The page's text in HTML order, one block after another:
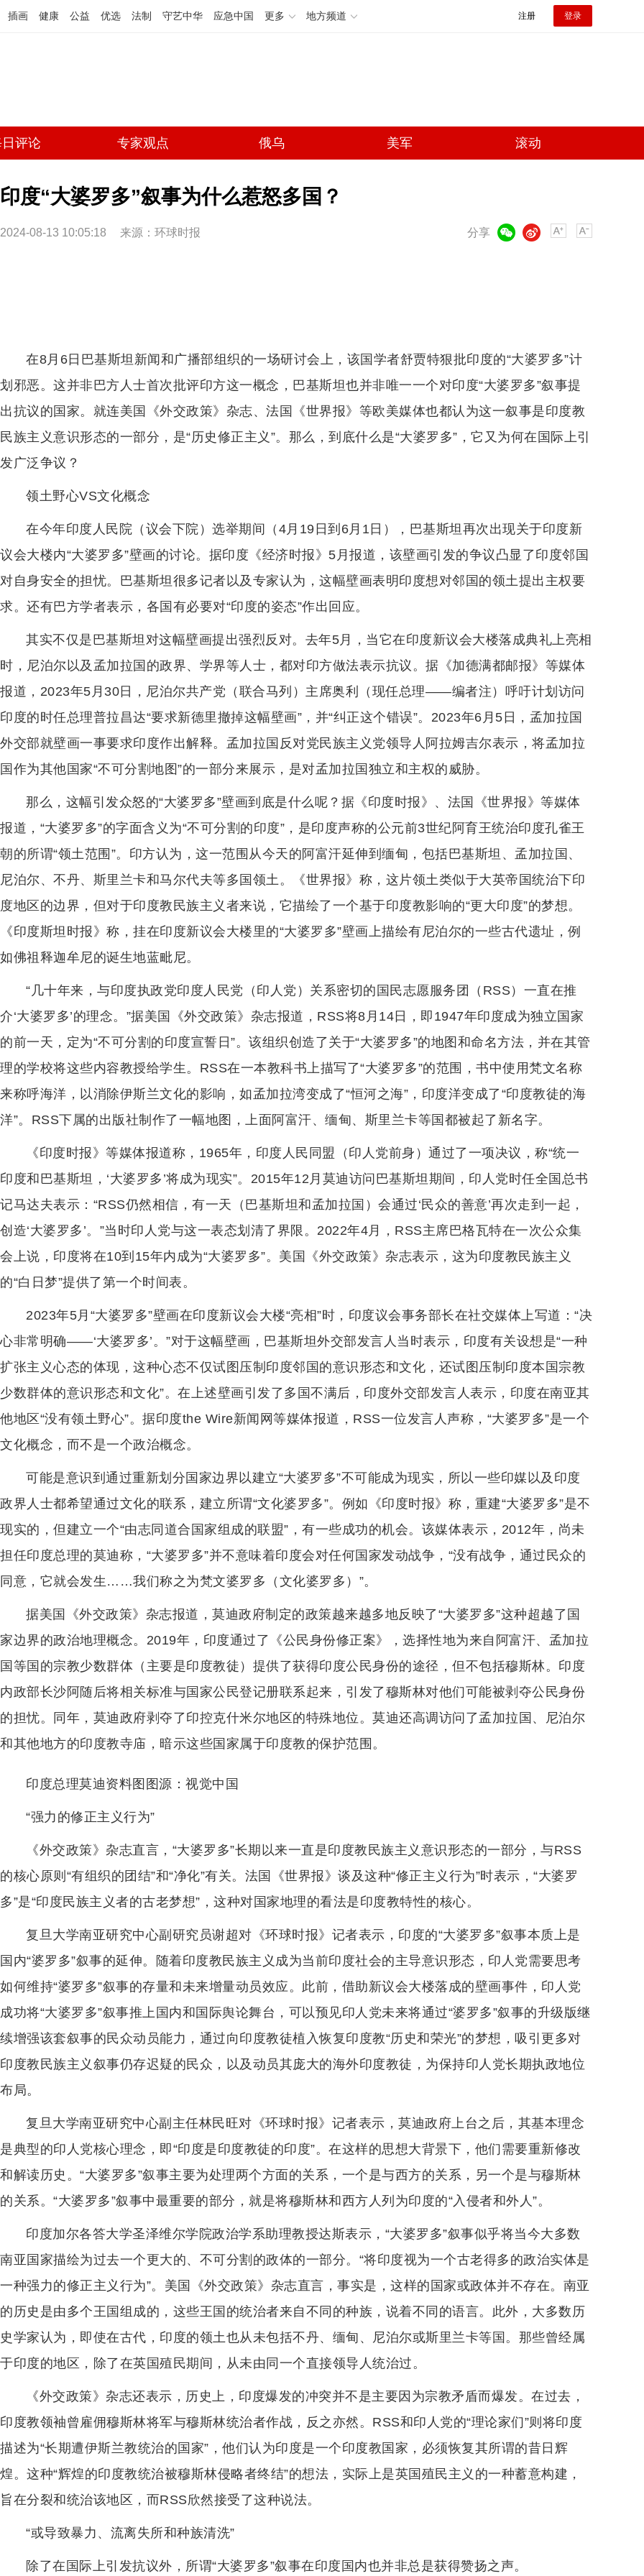
插画 健康 公益 优选 法制 守艺中华 应急中国 更多 地方频道 注册 登录
评论 专家观点 俄乌 美军 滚动
印度“大婆罗多”叙事为什么惹怒多国？
2024-08-13 10:05:18 来源：环球时报 分享
微博
在8月6日巴基斯坦新闻和广播部组织的一场研讨会上，该国学者舒贾特狠批印度的“大婆罗多”计
划邪恶。这并非巴方人士首次批评印方这一概念，巴基斯坦也并非唯一一个对印度“大婆罗多”叙事提
出抗议的国家。就连美国《外交政策》杂志、法国《世界报》等欧美媒体也都认为这一叙事是印度教
民族主义意识形态的一部分，是“历史修正主义”。那么，到底什么是“大婆罗多”，它又为何在国际上引
发广泛争议？
领土野心VS文化概念
在今年印度人民院（议会下院）选举期间（4月19日到6月1日），巴基斯坦再次出现关于印度新
议会大楼内“大婆罗多”壁画的讨论。据印度《经济时报》5月报道，该壁画引发的争议凸显了印度邻国
对自身安全的担忧。巴基斯坦很多记者以及专家认为，这幅壁画表明印度想对邻国的领土提出主权要
求。还有巴方学者表示，各国有必要对“印度的姿态”作出回应。
其实不仅是巴基斯坦对这幅壁画提出强烈反对。去年5月，当它在印度新议会大楼落成典礼上亮相
时，尼泊尔以及孟加拉国的政界、学界等人士，都对印方做法表示抗议。据《加德满都邮报》等媒体
报道，2023年5月30日，尼泊尔共产党（联合马列）主席奥利（现任总理——编者注）呼吁计划访问
印度的时任总理普拉昌达“要求新德里撤掉这幅壁画”，并“纠正这个错误”。2023年6月5日，孟加拉国
外交部就壁画一事要求印度作出解释。孟加拉国反对党民族主义党领导人阿拉姆吉尔表示，将孟加拉
国作为其他国家“不可分割地图”的一部分来展示，是对孟加拉国独立和主权的威胁。
那么，这幅引发众怒的“大婆罗多”壁画到底是什么呢？据《印度时报》、法国《世界报》等媒体
报道，“大婆罗多”的字面含义为“不可分割的印度”，是印度声称的公元前3世纪阿育王统治印度孔雀王
朝的所谓“领土范围”。印方认为，这一范围从今天的阿富汗延伸到缅甸，包括巴基斯坦、孟加拉国、
尼泊尔、不丹、斯里兰卡和马尔代夫等多国领土。《世界报》称，这片领土类似于大英帝国统治下印
度地区的边界，但对于印度教民族主义者来说，它描绘了一个基于印度教影响的“更大印度”的梦想。
《印度斯坦时报》称，挂在印度新议会大楼里的“大婆罗多”壁画上描绘有尼泊尔的一些古代遗址，例
如佛祖释迦牟尼的诞生地蓝毗尼。
“几十年来，与印度执政党印度人民党（印人党）关系密切的国民志愿服务团（RSS）一直在推
介‘大婆罗多’的理念。”据美国《外交政策》杂志报道，RSS将8月14日，即1947年印度成为独立国家
的前一天，定为“不可分割的印度宣誓日”。该组织创造了关于“大婆罗多”的地图和命名方法，并在其管
理的学校将这些内容教授给学生。RSS在一本教科书上描写了“大婆罗多”的范围，书中使用梵文名称
来称呼海洋，以消除伊斯兰文化的影响，如孟加拉湾变成了“恒河之海”，印度洋变成了“印度教徒的海
洋”。RSS下属的出版社制作了一幅地图，上面阿富汗、缅甸、斯里兰卡等国都被起了新名字。
《印度时报》等媒体报道称，1965年，印度人民同盟（印人党前身）通过了一项决议，称“统一
印度和巴基斯坦，‘大婆罗多’将成为现实”。2015年12月莫迪访问巴基斯坦期间，印人党时任全国总书
记马达夫表示：“RSS仍然相信，有一天（巴基斯坦和孟加拉国）会通过‘民众的善意’再次走到一起，
创造‘大婆罗多’。”当时印人党与这一表态划清了界限。2022年4月，RSS主席巴格瓦特在一次公众集
会上说，印度将在10到15年内成为“大婆罗多”。美国《外交政策》杂志表示，这为印度教民族主义
的“白日梦”提供了第一个时间表。
2023年5月“大婆罗多”壁画在印度新议会大楼“亮相”时，印度议会事务部长在社交媒体上写道：“决
心非常明确——‘大婆罗多’。”对于这幅壁画，巴基斯坦外交部发言人当时表示，印度有关设想是“一种
扩张主义心态的体现，这种心态不仅试图压制印度邻国的意识形态和文化，还试图压制印度本国宗教
少数群体的意识形态和文化”。在上述壁画引发了多国不满后，印度外交部发言人表示，印度在南亚其
他地区“没有领土野心”。据印度the Wire新闻网等媒体报道，RSS一位发言人声称，“大婆罗多”是一个
文化概念，而不是一个政治概念。
可能是意识到通过重新划分国家边界以建立“大婆罗多”不可能成为现实，所以一些印媒以及印度
政界人士都希望通过文化的联系，建立所谓“文化婆罗多”。例如《印度时报》称，重建“大婆罗多”是不
现实的，但建立一个“由志同道合国家组成的联盟”，有一些成功的机会。该媒体表示，2012年，尚未
担任印度总理的莫迪称，“大婆罗多”并不意味着印度会对任何国家发动战争，“没有战争，通过民众的
同意，它就会发生……我们称之为梵文婆罗多（文化婆罗多）”。
据美国《外交政策》杂志报道，莫迪政府制定的政策越来越多地反映了“大婆罗多”这种超越了国
家边界的政治地理概念。2019年，印度通过了《公民身份修正案》，选择性地为来自阿富汗、孟加拉
国等国的宗教少数群体（主要是印度教徒）提供了获得印度公民身份的途径，但不包括穆斯林。印度
内政部长沙阿随后将相关标准与国家公民登记册联系起来，引发了穆斯林对他们可能被剥夺公民身份
的担忧。同年，莫迪政府剥夺了印控克什米尔地区的特殊地位。莫迪还高调访问了孟加拉国、尼泊尔
和其他地方的印度教寺庙，暗示这些国家属于印度教的保护范围。
印度总理莫迪资料图图源：视觉中国
“强力的修正主义行为”
《外交政策》杂志直言，“大婆罗多”长期以来一直是印度教民族主义意识形态的一部分，与RSS
的核心原则“有组织的团结”和“净化”有关。法国《世界报》谈及这种“修正主义行为”时表示，“大婆罗
多”是“印度民族主义者的古老梦想”，这种对国家地理的看法是印度教特性的核心。
复旦大学南亚研究中心副研究员谢超对《环球时报》记者表示，印度的“大婆罗多”叙事本质上是
国内“婆罗多”叙事的延伸。随着印度教民族主义成为当前印度社会的主导意识形态，印人党需要思考
如何维持“婆罗多”叙事的存量和未来增量动员效应。此前，借助新议会大楼落成的壁画事件，印人党
成功将“大婆罗多”叙事推上国内和国际舆论舞台，可以预见印人党未来将通过“婆罗多”叙事的升级版继
续增强该套叙事的民众动员能力，通过向印度教徒植入恢复印度教“历史和荣光”的梦想，吸引更多对
印度教民族主义叙事仍存迟疑的民众，以及动员其庞大的海外印度教徒，为保持印人党长期执政地位
布局。
复旦大学南亚研究中心副主任林民旺对《环球时报》记者表示，莫迪政府上台之后，其基本理念
是典型的印人党核心理念，即“印度是印度教徒的印度”。在这样的思想大背景下，他们需要重新修改
和解读历史。“大婆罗多”叙事主要为处理两个方面的关系，一个是与西方的关系，另一个是与穆斯林
的关系。“大婆罗多”叙事中最重要的部分，就是将穆斯林和西方人列为印度的“入侵者和外人”。
印度加尔各答大学圣泽维尔学院政治学系助理教授达斯表示，“大婆罗多”叙事似乎将当今大多数
南亚国家描绘为过去一个更大的、不可分割的政体的一部分。“将印度视为一个古老得多的政治实体是
一种强力的修正主义行为”。美国《外交政策》杂志直言，事实是，这样的国家或政体并不存在。南亚
的历史是由多个王国组成的，这些王国的统治者来自不同的种族，说着不同的语言。此外，大多数历
史学家认为，即使在古代，印度的领土也从未包括不丹、缅甸、尼泊尔或斯里兰卡等国。那些曾经属
于印度的地区，除了在英国殖民期间，从未由同一个直接领导人统治过。
《外交政策》杂志还表示，历史上，印度爆发的冲突并不是主要因为宗教矛盾而爆发。在过去，
印度教领袖曾雇佣穆斯林将军与穆斯林统治者作战，反之亦然。RSS和印人党的“理论家们”则将印度
描述为“长期遭伊斯兰教统治的国家”，他们认为印度是一个印度教国家，必须恢复其所谓的昔日辉
煌。这种“辉煌的印度教统治被穆斯林侵略者终结”的想法，实际上是英国殖民主义的一种蓄意构建，
旨在分裂和统治该地区，而RSS欣然接受了这种说法。
“或导致暴力、流离失所和种族清洗”
除了在国际上引发抗议外，所谓“大婆罗多”叙事在印度国内也并非总是获得赞扬之声。